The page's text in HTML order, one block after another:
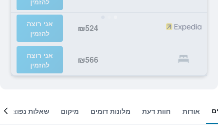
₪524
אני רוצה
להזמין
₪566
אני רוצה
להזמין
אודות חוות דעת מלונות דומים מיקום שאלות נפוצות